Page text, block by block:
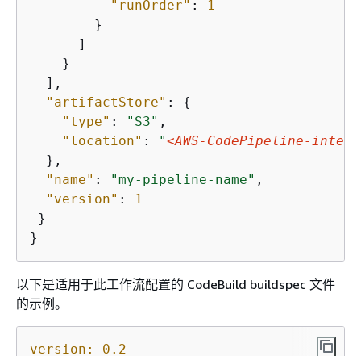
"runOrder" :
1
        }
      ]
    }
  ],
"artifactStore" : {
"type" : "S3" ,
"location" : "<AWS-CodePipeline-
  },
"name" : "my-pipeline-name" ,
"version" :
1
}
}
以下是适用于此工作流配置的 CodeBuild buildspec 文件
的示例。
version:
0.2